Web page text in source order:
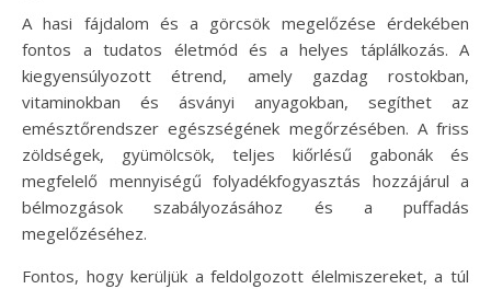
A hasi fájdalom és a görcsök megelőzése érdekében
fontos a tudatos életmód és a helyes táplálkozás. A
kiegyensúlyozott étrend, amely gazdag rostokban,
vitaminokban és ásványi anyagokban, segíthet az
emésztőrendszer egészségének megőrzésében. A friss
zöldségek, gyümölcsök, teljes kiőrlésű gabonák és
megfelelő mennyiségű folyadékfogyasztás hozzájárul a
bélmozgások szabályozásához és a puffadás
megelőzéséhez.
Fontos, hogy kerüljük a feldolgozott élelmiszereket, a túl